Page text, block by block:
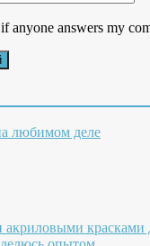
anyone answers my
любимом деле